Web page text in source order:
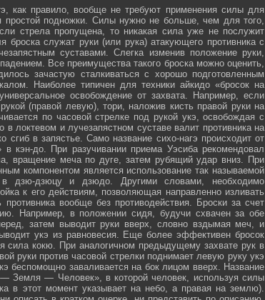
как правило, вообще не требуют применения силы для
подножки. Силы нужно не больше, чем для того,
стрела пропущена, то никакая сила уже не послужит
служат руки (или рука) атакующего противника с
суставами. Слегка изменив положение руки,
Все преимущества такого броска можно оценить,
зачастую сталкиваться с хорошо подготовленным
Наиболее типичен для техники айкидо «бросок на
освобождение от захвата. Например, если
(правой левую), тори, наложив кисть правой руки на
по часовой стрелке под рукой укэ, освобождая с
локтевом и лучезапястном суставе валит противника на
в запястье. Само название сихо-нагэ происходит от
в кэн-до. При разучивании приема Уэсиба рекомендовал
вращение меча по дуге, затем рубящий удар вниз. При
компонентом является использование так называемой
в дзю-дзюцу и дзюдо. Другими словами, необходимо
к его действиям, позволяющая направленно изливать
вообще без противодействия. Броски за счет
Например, в положении сидя, будучи схвачен за обе
затем выводит руки вверх, словно вздымая меч, и
укэ из равновесия. Еще более эффективен бросок
сила кокю. При аналогичном предыдущему захвате рук в
руки против часовой стрелки поднимает левую руку укэ
беспомощно заваливается на бок лицом вверх. Название
Земля — Человек», в которой человек, используя силы
в этот момент указывает на небо, а правая на землю).